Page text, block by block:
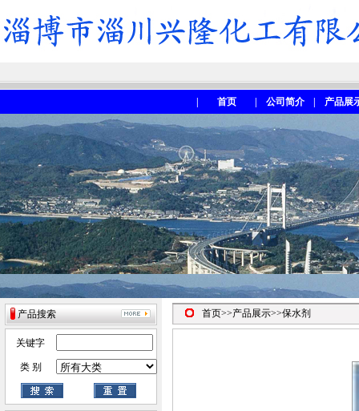
首页 公司简介 产品展
产品搜索
关键字
类 别
首页>>产品展示>>保水剂